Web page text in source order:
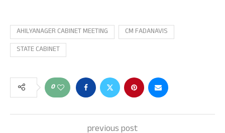
AHILYANAGER CABINET MEETING
CM FADANAVIS
STATE CABINET
0
previous post